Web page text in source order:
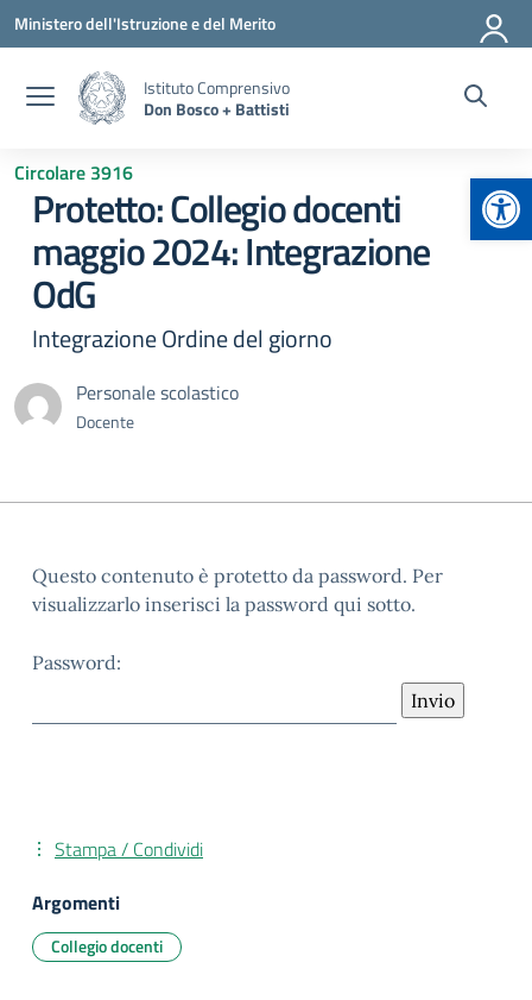
Vai ai contenuti
Vai al menu di navigazione
Vai al footer
Ministero dell'Istruzione e del Merito
Istituto Comprensivo
Don Bosco + Battisti
Circolare 3916
Protetto: Collegio docenti
maggio 2024: Integrazione
OdG
Integrazione Ordine del giorno
Personale scolastico
Docente
Questo contenuto è protetto da password. Per
visualizzarlo inserisci la password qui sotto.
Password:
Stampa / Condividi
Argomenti
Collegio docenti